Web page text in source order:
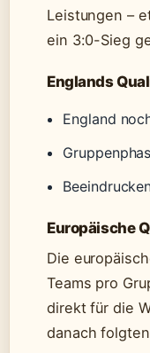
Leistungen –
ein 3:0-Sieg
Englands
England
Europäische
Die
Teams pro
direkt für die
danach